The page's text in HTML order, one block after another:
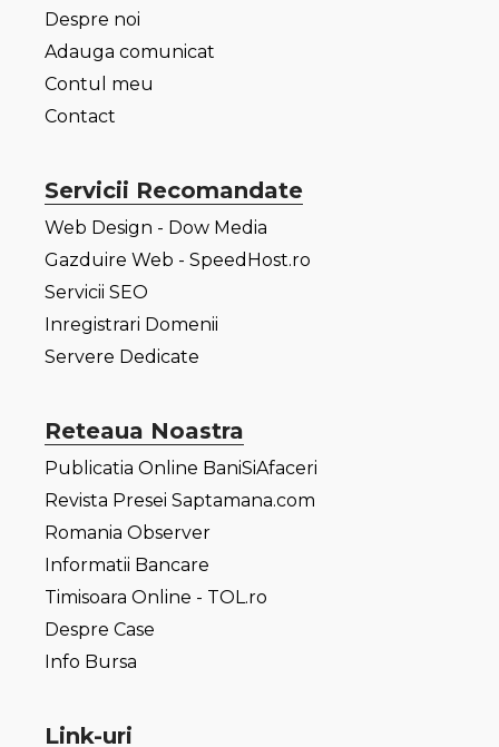
Despre noi
Adauga comunicat
Contul meu
Contact
Servicii Recomandate
Web Design - Dow Media
Gazduire Web - SpeedHost.ro
Servicii SEO
Inregistrari Domenii
Servere Dedicate
Reteaua Noastra
Publicatia Online BaniSiAfaceri
Revista Presei Saptamana.com
Romania Observer
Informatii Bancare
Timisoara Online - TOL.ro
Despre Case
Info Bursa
Link-uri